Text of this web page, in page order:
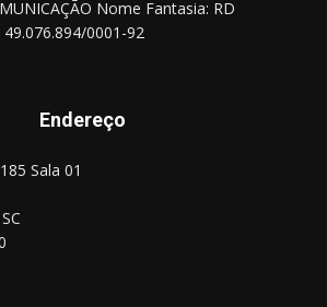
Nome Fantasia: RD
0001-92
Endereço
Sala 01